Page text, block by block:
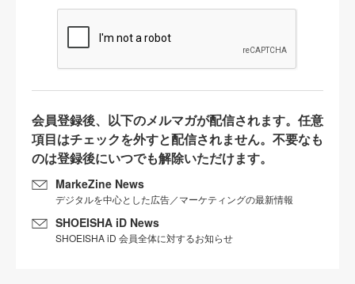
会員登録後、以下のメルマガが配信されます。任意
項目はチェックを外すと配信されません。不要なも
のは登録後にいつでも解除いただけます。
MarkeZine News
デジタルを中心とした広告／マーケティングの最新情報
SHOEISHA iD News
SHOEISHA iD 会員全体に対するお知らせ